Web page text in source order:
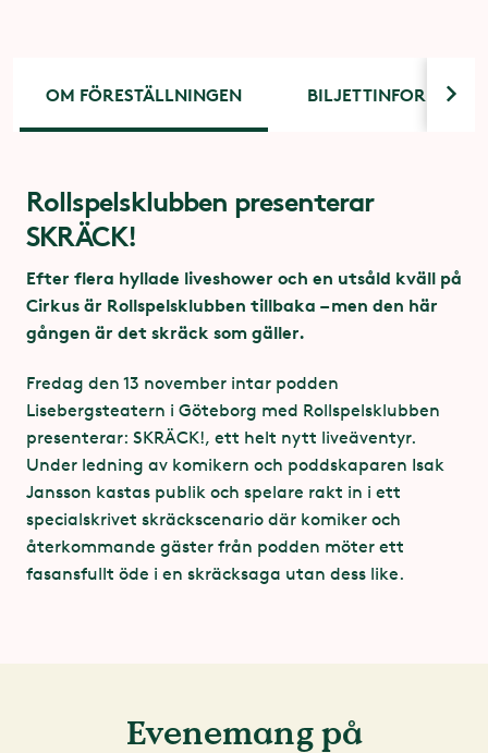
OM FÖRESTÄLLNINGEN
Rollspelsklubben presenterar
SKRÄCK!
Efter flera hyllade liveshower och en utsåld kväll på
Cirkus är Rollspelsklubben tillbaka – men den här
gången är det skräck som gäller.
Fredag den 13 november intar podden
Lisebergsteatern i Göteborg med Rollspelsklubben
presenterar: SKRÄCK!, ett helt nytt liveäventyr.
Under ledning av komikern och poddskaparen Isak
Jansson kastas publik och spelare rakt in i ett
specialskrivet skräckscenario där komiker och
återkommande gäster från podden möter ett
fasansfullt öde i en skräcksaga utan dess like.
Tider och biljettpriser
Dag Tid Pris
Fredag 13 nov Kl 18.00
Längd: ca 4 tim, inkl. pauser
Åldersgräns 18 år. 16 år i målsmans sällskap.
Bokning av grupp över 10 st, kontakta Liseberg 031–
400 100.
öppnar Lisebergs Gästservice för avhämtning av
biljetter en timme före föreställning. De dagar
Tillgänglighet på Lisebergsteatern
Lisebergsteaterns parkettplatser är utrustade
med hörselslinga. Undantaget är de fyra
yttersta platserna på rad 1-15 och hela rad 16.
Lokalen har fyra rullstolsplatser som bokas
tillsammans med biljetten.
En ledsagare per rullstol erbjuds gratis biljett.
I lokalen finns handikapptoalett men inte
skötbord.
Vid barnföreställningar finns ett begränsat
antal barnkuddar att låna.
Evenemang på